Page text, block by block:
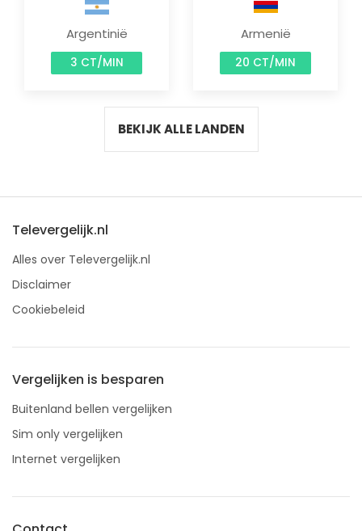
Argentinië
3 CT/MIN
Armenië
20 CT/MIN
BEKIJK ALLE LANDEN
Televergelijk.nl
Alles over Televergelijk.nl
Disclaimer
Cookiebeleid
Vergelijken is besparen
Buitenland bellen vergelijken
Sim only vergelijken
Internet vergelijken